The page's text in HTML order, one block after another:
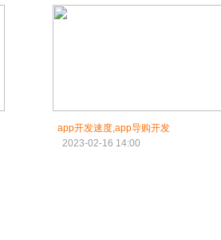
app开发速度,app导购开发
2023-02-16 14:00